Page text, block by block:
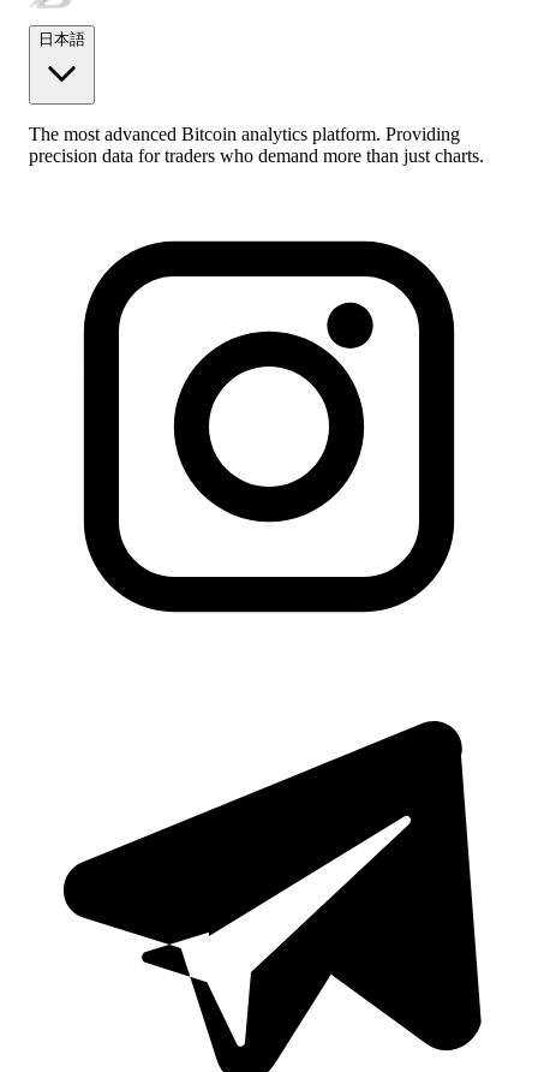
日本語
The most advanced Bitcoin analytics platform. Providing
precision data for traders who demand more than just charts.